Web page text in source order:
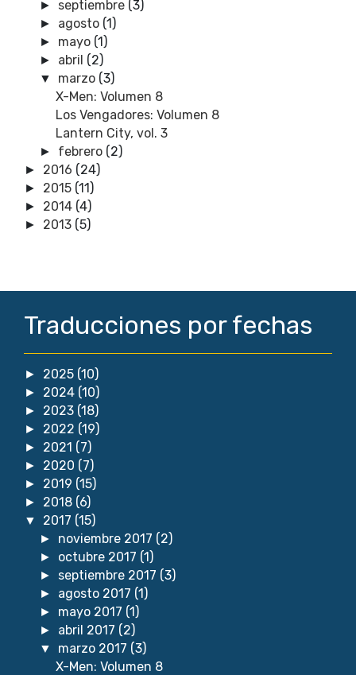
► septiembre (3)
► agosto (1)
► mayo (1)
► abril (2)
▼ marzo (3)
X-Men: Volumen 8
Los Vengadores: Volumen 8
Lantern City, vol. 3
► febrero (2)
► 2016 (24)
► 2015 (11)
► 2014 (4)
► 2013 (5)
Traducciones por fechas
► 2025 (10)
► 2024 (10)
► 2023 (18)
► 2022 (19)
► 2021 (7)
► 2020 (7)
► 2019 (15)
► 2018 (6)
▼ 2017 (15)
► noviembre 2017 (2)
► octubre 2017 (1)
► septiembre 2017 (3)
► agosto 2017 (1)
► mayo 2017 (1)
► abril 2017 (2)
▼ marzo 2017 (3)
X-Men: Volumen 8